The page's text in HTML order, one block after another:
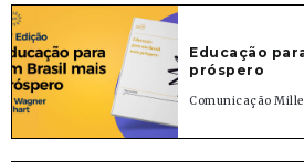
Educação
próspero
Comunicação